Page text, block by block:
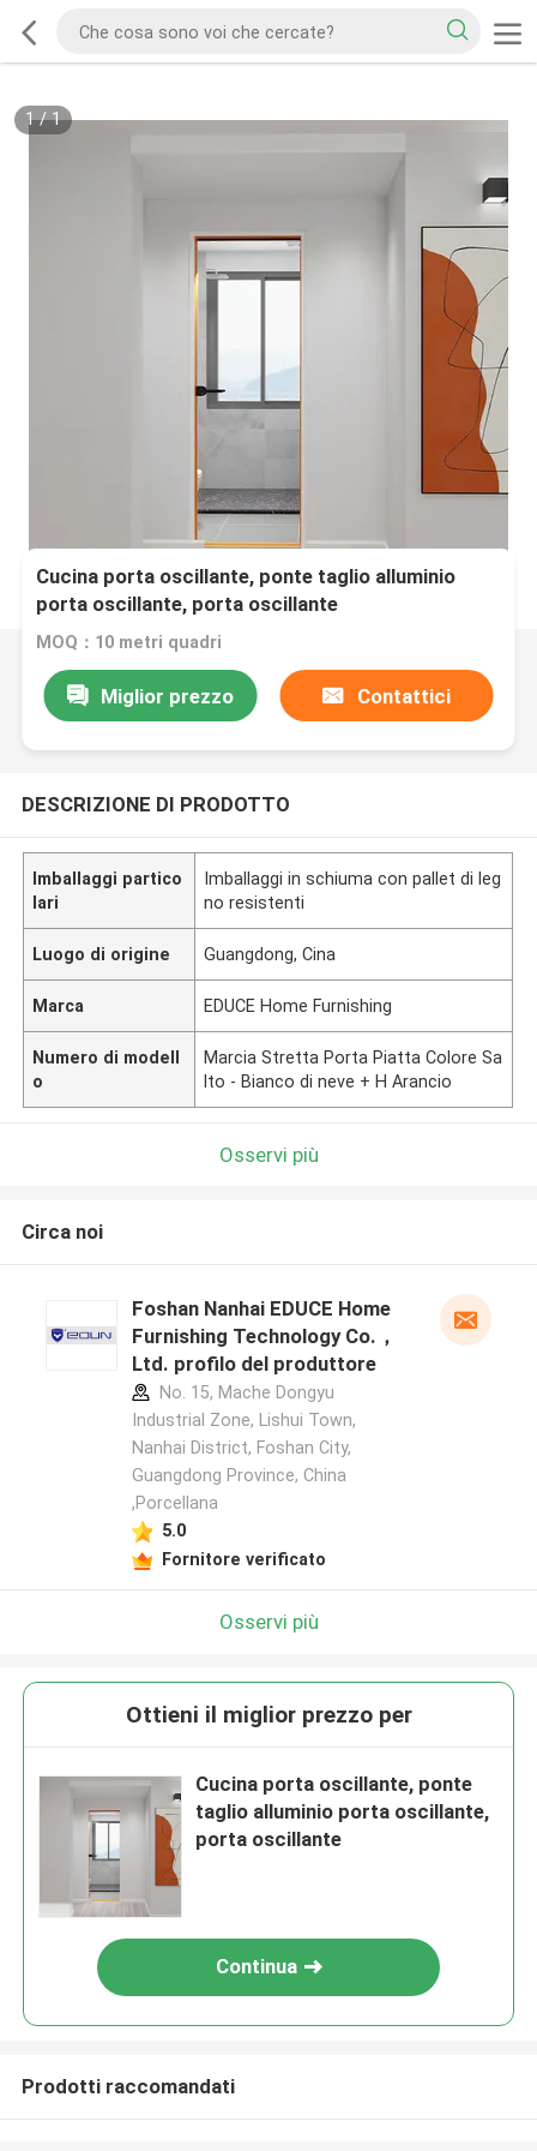
1/1
Cucina porta oscillante, ponte taglio alluminio
porta oscillante, porta oscillante
MOQ：10 metri quadri
Miglior prezzo Contattici
DESCRIZIONE DI PRODOTTO
Imballaggi partico
lari
Imballaggi in schiuma con pallet di leg
no resistenti
Luogo di origine Guangdong, Cina
Marca EDUCE Home Furnishing
Numero di modell
o
Marcia Stretta Porta Piatta Colore Sa
lto - Bianco di neve + H Arancio
Osservi più
Circa noi
Foshan Nanhai EDUCE Home
Furnishing Technology Co.，
Ltd. profilo del produttore
No. 15, Mache Dongyu
Industrial Zone, Lishui Town,
Nanhai District, Foshan City,
Guangdong Province, China
,Porcellana
5.0
Fornitore verificato
Osservi più
Ottieni il miglior prezzo per
Cucina porta oscillante, ponte
taglio alluminio porta oscillante,
porta oscillante
Continua
Prodotti raccomandati